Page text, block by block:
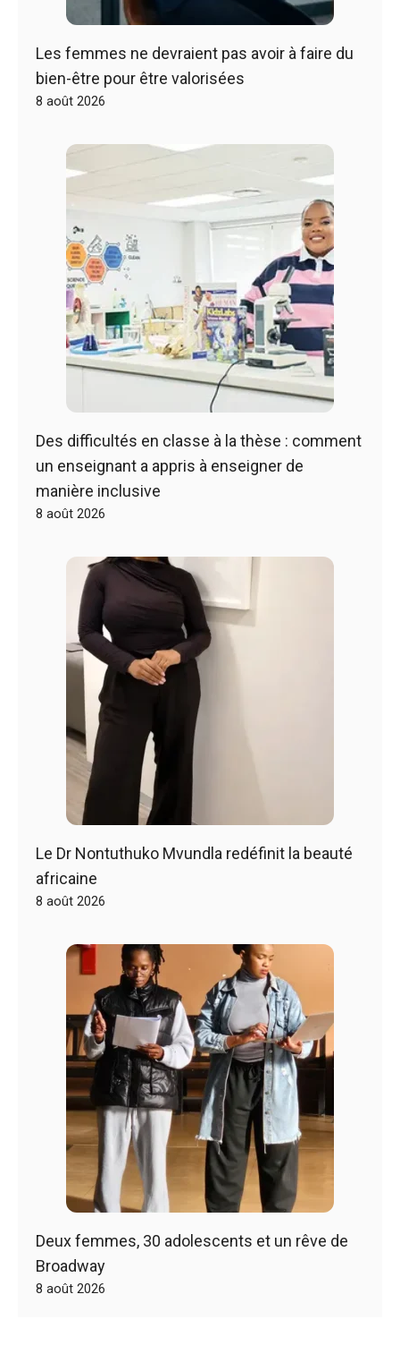
Les femmes ne devraient pas avoir à faire du
bien-être pour être valorisées
8 août 2026
Des difficultés en classe à la thèse : comment
un enseignant a appris à enseigner de
manière inclusive
8 août 2026
Le Dr Nontuthuko Mvundla redéfinit la beauté
africaine
8 août 2026
Deux femmes, 30 adolescents et un rêve de
Broadway
8 août 2026